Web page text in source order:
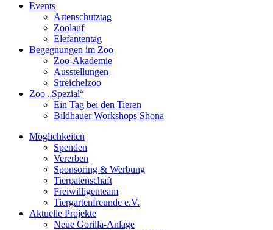
Events
Artenschutztag
Zoolauf
Elefantentag
Begegnungen im Zoo
Zoo-Akademie
Ausstellungen
Streichelzoo
Zoo „Spezial“
Ein Tag bei den Tieren
Bildhauer Workshops Shona
Möglichkeiten
Spenden
Vererben
Sponsoring & Werbung
Tierpatenschaft
Freiwilligenteam
Tiergartenfreunde e.V.
Aktuelle Projekte
Neue Gorilla-Anlage